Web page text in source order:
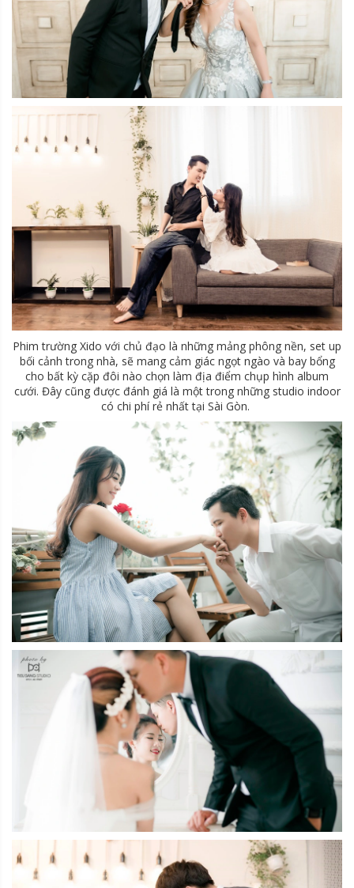
Phim trường Xido với chủ đạo là những mảng phông nền, set up
bối cảnh trong nhà, sẽ mang cảm giác ngọt ngào và bay bổng
cho bất kỳ cặp đôi nào chọn làm địa điểm chụp hình album
cưới. Đây cũng được đánh giá là một trong những studio indoor
có chi phí rẻ nhất tại Sài Gòn.